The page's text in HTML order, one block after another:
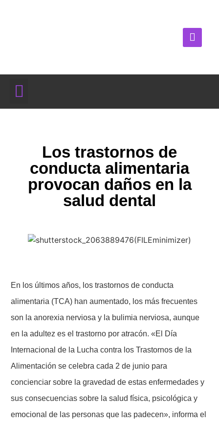
Los trastornos de
conducta alimentaria
provocan daños en la
salud dental
En los últimos años, los trastornos de conducta
alimentaria (TCA) han aumentado, los más frecuentes
son la anorexia nerviosa y la bulimia nerviosa, aunque
en la adultez es el trastorno por atracón. «El Día
Internacional de la Lucha contra los Trastornos de la
Alimentación se celebra cada 2 de junio para
concienciar sobre la gravedad de estas enfermedades y
sus consecuencias sobre la salud física, psicológica y
emocional de las personas que las padecen», informa el